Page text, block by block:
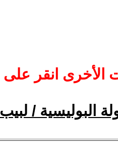
الأخرى انقر على
البوليسية / لبيب